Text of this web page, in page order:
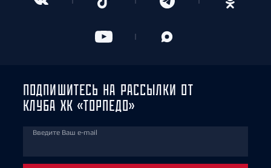
ПОДПИШИТЕСЬ НА РАССЫЛКИ ОТ
КЛУБА ХК «ТОРПЕДО»
Введите Ваш e-mail